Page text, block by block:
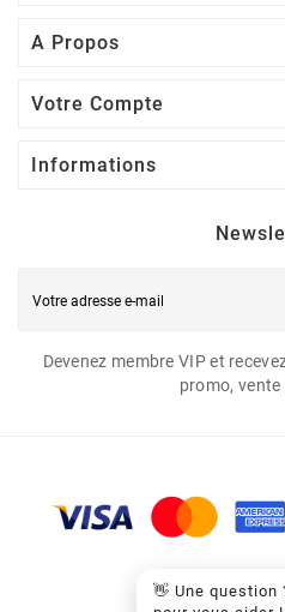
A Propos
Votre Compte
Informations
Devenez membre VIP et
promo, vente
👋 Une question